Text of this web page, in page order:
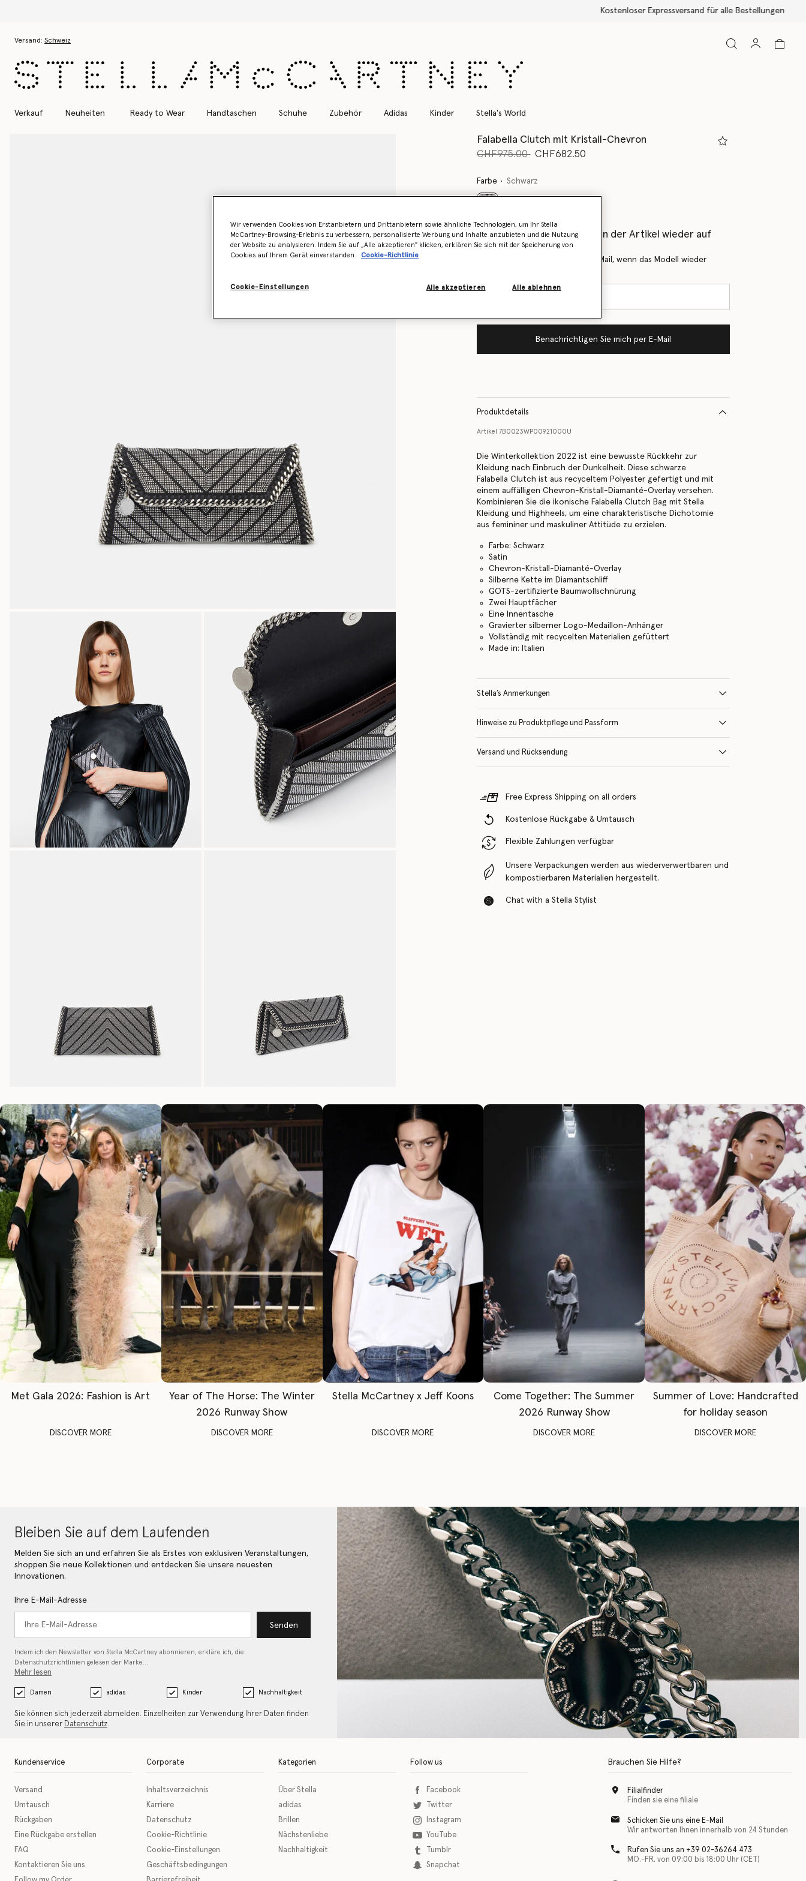
Versand: Schweiz
Verkauf Neuheiten Ready to Wear Handtaschen Schuhe Zubehör Adidas Kinder Stella's World
Falabella Clutch mit Kristall-Chevron
Preis reduziert von
CHF975.00bis
CHF682.50
Farbe Schwarz
Erfahren Sie als Erstes, wenn der Artikel wieder auf
Lager ist
Benachrichtigen Sie mich per E-Mail, wenn das Modell wieder
Benachrichtigen Sie mich per E-Mail
Produktdetails
Artikel 7B0023WP00921000U
Die Winterkollektion 2022 ist eine bewusste Rückkehr zur
Kleidung nach Einbruch der Dunkelheit. Diese schwarze
Falabella Clutch ist aus recyceltem Polyester gefertigt und mit
einem auffälligen Chevron-Kristall-Diamanté-Overlay versehen.
Kombinieren Sie die ikonische Falabella Clutch Bag mit Stella
Kleidung und Highheels, um eine charakteristische Dichotomie
aus femininer und maskuliner Attitüde zu erzielen.
Farbe: Schwarz
Satin
Chevron-Kristall-Diamanté-Overlay
Silberne Kette im Diamantschliff
GOTS-zertifizierte Baumwollschnürung
Zwei Hauptfächer
Eine Innentasche
Gravierter silberner Logo-Medaillon-Anhänger
Vollständig mit recycelten Materialien gefüttert
Made in: Italien
Stella’s Anmerkungen
Hinweise zu Produktpflege und Passform
Versand und Rücksendung
Free Express Shipping on all orders
Kostenlose Rückgabe & Umtausch
Flexible Zahlungen verfügbar
Unsere Verpackungen werden aus wiederverwertbaren und
kompostierbaren Materialien hergestellt.
Chat with a Stella Stylist
Met Gala 2026: Fashion is Art
DISCOVER MORE
Year of The Horse: The Winter
2026 Runway Show
DISCOVER MORE
Stella McCartney x Jeff Koons
DISCOVER MORE
Come Together: The Summer
2026 Runway Show
DISCOVER MORE
Summer of Love: Handcrafted
for holiday season
DISCOVER MORE
Bleiben Sie auf dem Laufenden
Melden Sie sich an und erfahren Sie als Erstes von exklusiven Veranstaltungen,
shoppen Sie neue Kollektionen und entdecken Sie unsere neuesten
Innovationen.
Ihre E-Mail-Adresse
Senden
Indem ich den Newsletter von Stella McCartney abonnieren, erkläre ich, die
Datenschutzrichtlinien gelesen der Marke…
Mehr lesen
Damen adidas Kinder Nachhaltigkeit
Sie können sich jederzeit abmelden. Einzelheiten zur Verwendung Ihrer Daten finden
Sie in unserer Datenschutz.
Kundenservice
Versand
Umtausch
Rückgaben
Eine Rückgabe erstellen
FAQ
Kontaktieren Sie uns
Corporate
Inhaltsverzeichnis
Karriere
Datenschutz
Cookie-Richtlinie
Cookie-Einstellungen
Geschäftsbedingungen
Kategorien
Über Stella
adidas
Brillen
Nächstenliebe
Nachhaltigkeit
Follow us
Facebook
Twitter
Instagram
YouTube
Tumblr
Snapchat
Brauchen Sie Hilfe?
Filialfinder
Finden sie eine filiale
Schicken Sie uns eine E-Mail
Wir antworten Ihnen innerhalb von 24 Stunden
Rufen Sie uns an +39 02-36264 473
MO.-FR. von 09:00 bis 18:00 Uhr (CET)
Wir verwenden Cookies von Erstanbietern und Drittanbietern sowie ähnliche Technologien, um Ihr Stella
McCartney-Browsing-Erlebnis zu verbessern, personalisierte Werbung und Inhalte anzubieten und die Nutzung
der Website zu analysieren. Indem Sie auf „Alle akzeptieren" klicken, erklären Sie sich mit der Speicherung von
Cookies auf Ihrem Gerät einverstanden.
Cookie-Richtlinie
Cookie-Einstellungen Alle ablehnen
Alle akzeptieren